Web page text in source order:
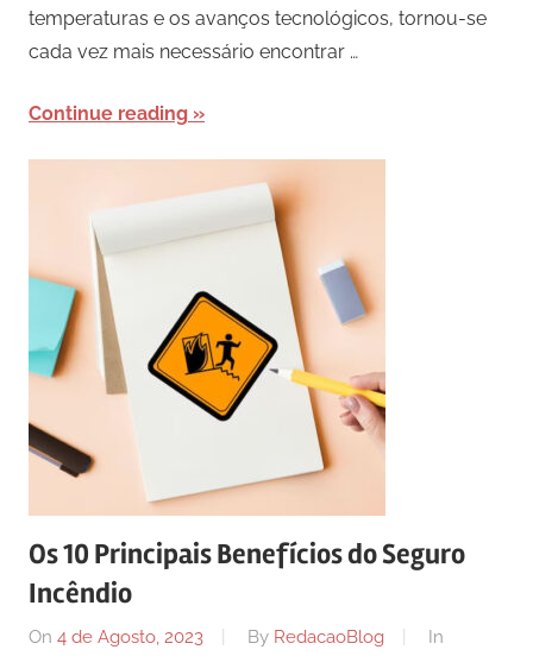
temperaturas e os avanços tecnológicos, tornou-se
cada vez mais necessário encontrar …
Continue reading
Os 10 Principais Benefícios do Seguro
Incêndio
On 4 de Agosto, 2023 By RedacaoBlog
In